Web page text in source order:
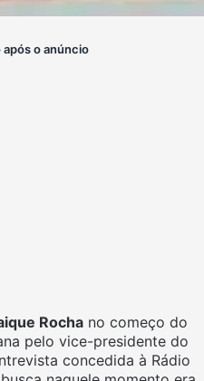
o anúncio
Rocha no começo do
pelo vice-presidente do
concedida à Rádio